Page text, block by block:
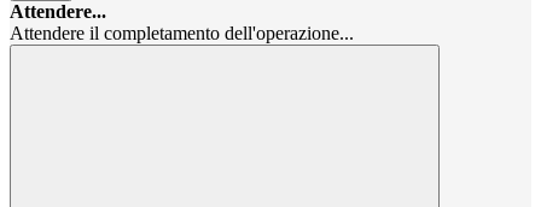
Attendere...
Attendere il completamento dell'operazione...